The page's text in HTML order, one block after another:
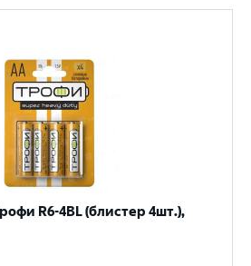
R6-4BL (блистер 4шт.),